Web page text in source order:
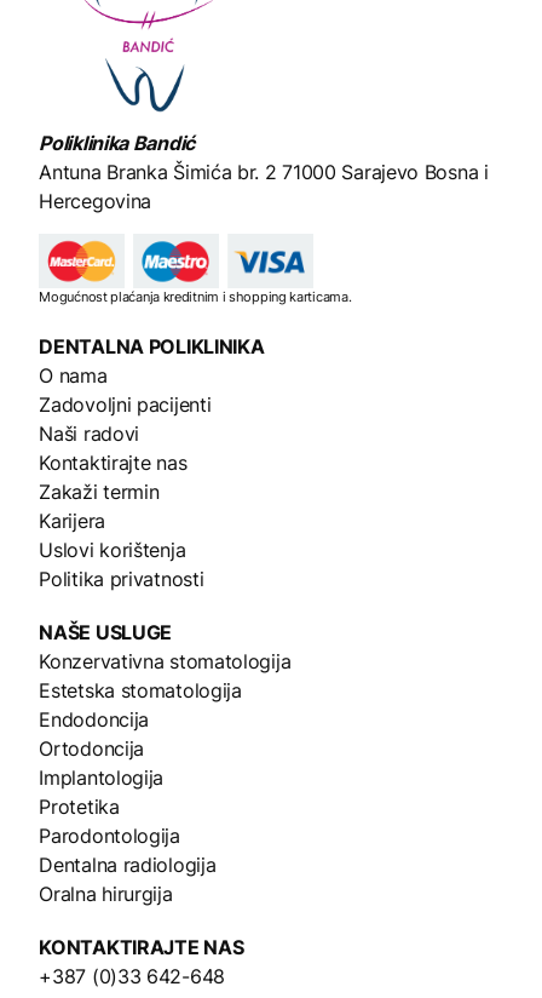
Poliklinika Bandić
Antuna Branka Šimića br. 2 71000 Sarajevo Bosna i
Hercegovina
Mogućnost plaćanja kreditnim i shopping karticama.
DENTALNA POLIKLINIKA
O nama
Zadovoljni pacijenti
Naši radovi
Kontaktirajte nas
Zakaži termin
Karijera
Uslovi korištenja
Politika privatnosti
NAŠE USLUGE
Konzervativna stomatologija
Estetska stomatologija
Endodoncija
Ortodoncija
Implantologija
Protetika
Parodontologija
Dentalna radiologija
Oralna hirurgija
KONTAKTIRAJTE NAS
+387 (0)33 642-648